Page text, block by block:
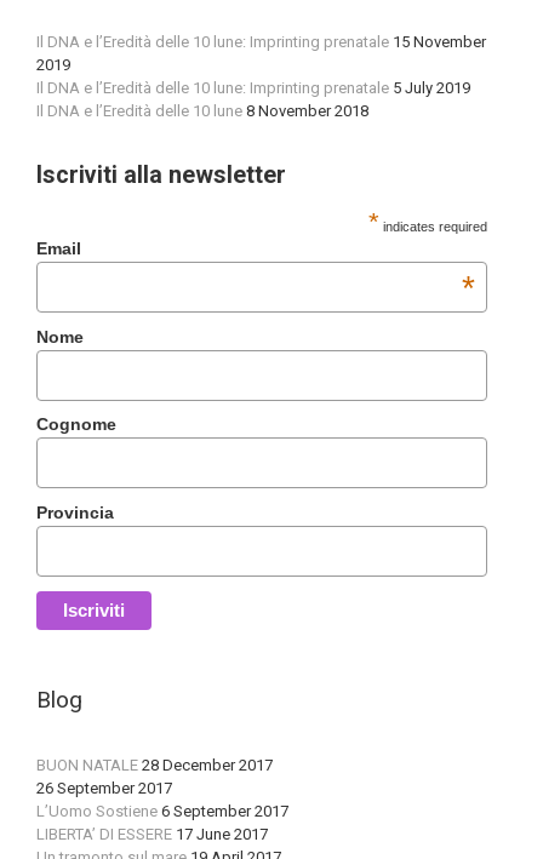
Il DNA e l’Eredità delle 10 lune: Imprinting prenatale 15 November
2019
Il DNA e l’Eredità delle 10 lune: Imprinting prenatale 5 July 2019
Il DNA e l’Eredità delle 10 lune 8 November 2018
Iscriviti alla newsletter
* indicates required
Email
*
Nome
Cognome
Provincia
Blog
BUON NATALE 28 December 2017
26 September 2017
L’Uomo Sostiene 6 September 2017
LIBERTA’ DI ESSERE 17 June 2017